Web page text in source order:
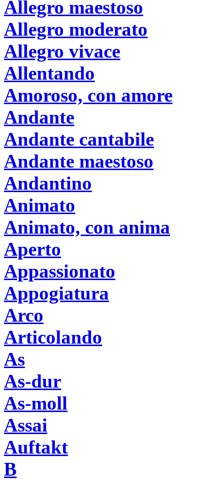
Allegro maestoso
Allegro moderato
Allegro vivace
Allentando
Amoroso, con amore
Andante
Andante cantabile
Andante maestoso
Andantino
Animato
Animato, con anima
Aperto
Appassionato
Appogiatura
Arco
Articolando
As
As-dur
As-moll
Assai
Auftakt
B